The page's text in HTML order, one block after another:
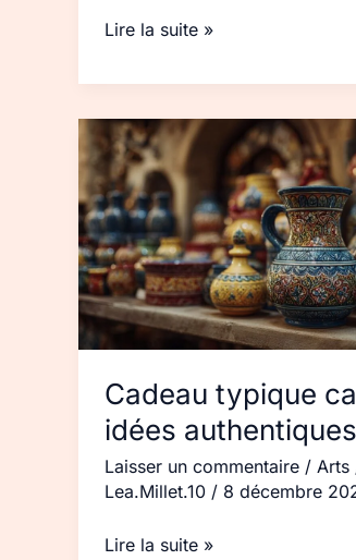
Lire la suite »
Cadeau typique
idées
Laisser un commentaire / Arts
Lea.Millet.10 / 8 décembre
Cadeau
typique
catalan :
idées
authentiques
à
offrir
Lire la suite »